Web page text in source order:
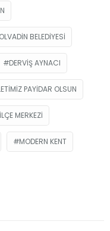
BELEDIYESI
DERVIŞ AYNACI
PAYIDAR OLSUN
İLÇE MERKEZI
MODERN KENT